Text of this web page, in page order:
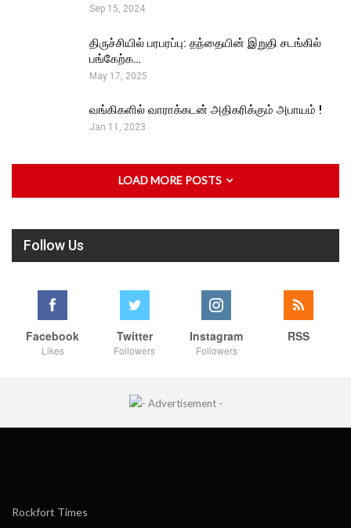
Sep 15, 2024
திருச்சியில் பரபரப்பு: தந்தையின் இறுதி சடங்கில்
பங்கேற்க…
May 17, 2025
வங்கிகளில் வாராக்கடன் அதிகரிக்கும் அபாயம் !
Jan 11, 2023
LOAD MORE POSTS
Follow Us
Facebook
Likes
Twitter
Followers
Instagram
Followers
RSS
Rockfort Times